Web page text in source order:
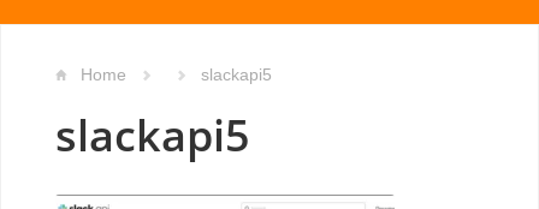
Home slackapi5
slackapi5